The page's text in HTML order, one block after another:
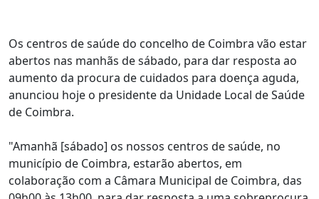
Os centros de saúde do concelho de Coimbra vão estar
abertos nas manhãs de sábado, para dar resposta ao
aumento da procura de cuidados para doença aguda,
anunciou hoje o presidente da Unidade Local de Saúde
de Coimbra.
"Amanhã [sábado] os nossos centros de saúde, no
município de Coimbra, estarão abertos, em
colaboração com a Câmara Municipal de Coimbra, das